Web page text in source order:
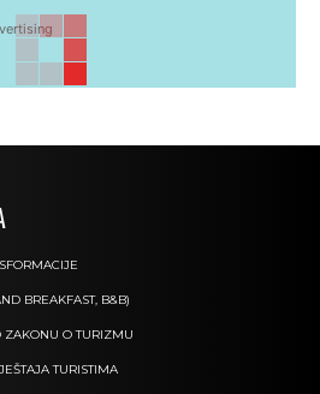
BREAKFAST, B&B)
ZAKONU O TURIZMU
TURISTIMA